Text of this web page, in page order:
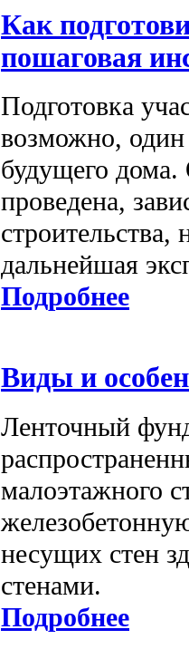
Как
пошаговая
Подготовка
возможно, один
будущего дома.
проведена,
строительства,
дальнейшая
Подробнее
Виды и
Ленточный
малоэтажного
несущих стен
стенами.
Подробнее